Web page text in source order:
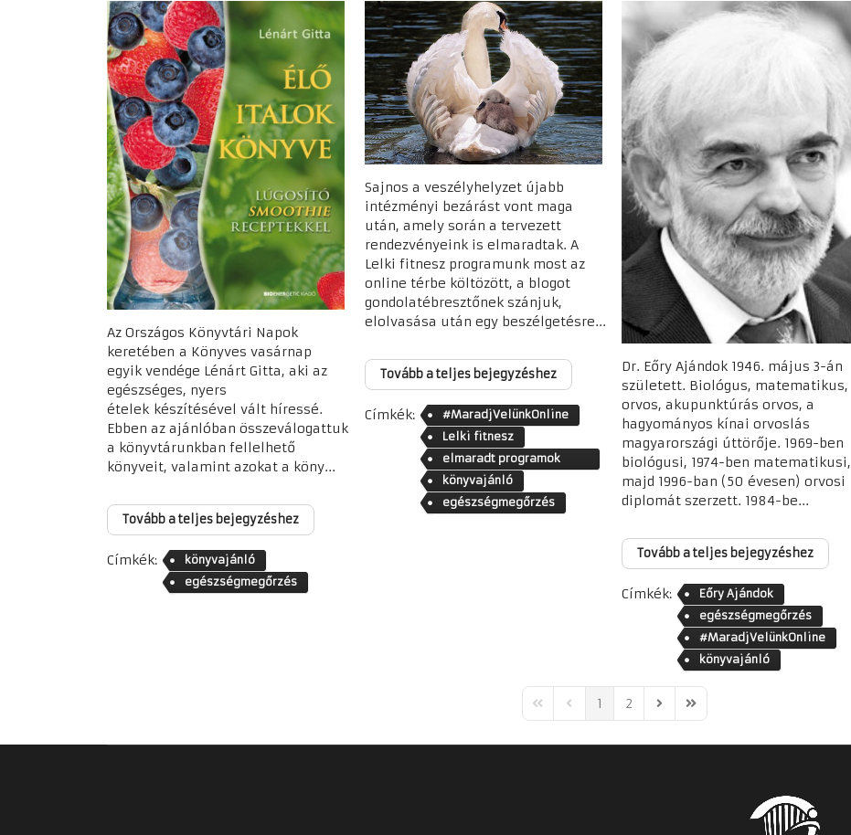
Az Országos Könyvtári Napok
keretében a Könyves vasárnap
egyik vendége Lénárt Gitta, aki az
egészséges, nyers
ételek készítésével vált híressé.
Ebben az ajánlóban összeválogattuk
a könyvtárunkban fellelhető
könyveit, valamint azokat a köny...
Tovább a teljes bejegyzéshez
Címkék:
könyvajánló
egészségmegőrzés
Sajnos a veszélyhelyzet újabb
intézményi bezárást vont maga
után, amely során a tervezett
rendezvényeink is elmaradtak. A
Lelki fitnesz programunk most az
online térbe költözött, a blogot
gondolatébresztőnek szánjuk,
elolvasása után egy beszélgetésre...
Tovább a teljes bejegyzéshez
Címkék:
#MaradjVelünkOnline
Lelki fitnesz
elmaradt programok
helyett
könyvajánló
egészségmegőrzés
Dr. Eőry Ajándok 1946. május 3-án
született. Biológus, matematikus,
orvos, akupunktúrás orvos, a
hagyományos kínai orvoslás
magyarországi úttörője. 1969-ben
biológusi, 1974-ben matematikusi,
majd 1996-ban (50 évesen) orvosi
diplomát szerzett. 1984-be...
Tovább a teljes bejegyzéshez
Címkék:
Eőry Ajándok
egészségmegőrzés
#MaradjVelünkOnline
könyvajánló
First PagePrevious Page
1 2 Next PageLast Page